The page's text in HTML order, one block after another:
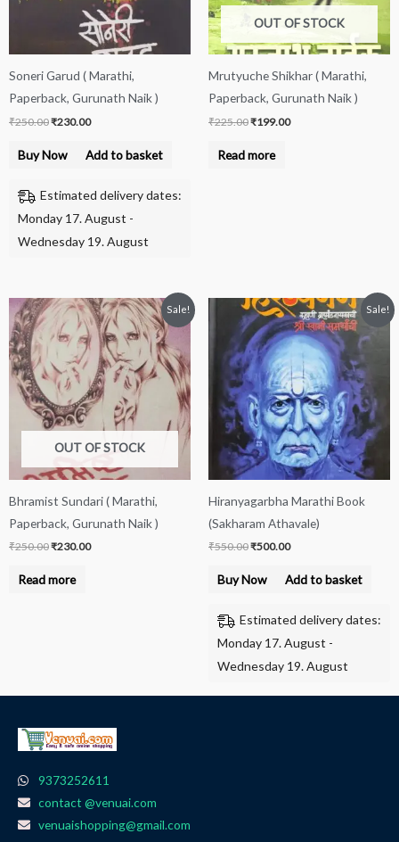
Soneri Garud ( Marathi,
Paperback, Gurunath Naik )
₹250.00₹230.00
Buy Now Add to basket
Estimated delivery dates:
Monday 17. August -
Wednesday 19. August
OUT OF STOCK
Mrutyuche Shikhar ( Marathi,
Paperback, Gurunath Naik )
₹225.00₹199.00
Read more
Sale!
OUT OF STOCK
Bhramist Sundari ( Marathi,
Paperback, Gurunath Naik )
₹250.00
Original
price
was:
₹250.00.
₹230.00
Current
price
is:
₹230.00.
Read more
Sale!
Hiranyagarbha Marathi Book
(Sakharam Athavale)
₹550.00
Original
price
was:
₹550.00.
₹500.00
Current
price
is:
₹500.00.
Buy Now Add to basket
Estimated delivery dates:
Monday 17. August -
Wednesday 19. August
9373252611
contact @venuai.com
venuaishopping@gmail.com